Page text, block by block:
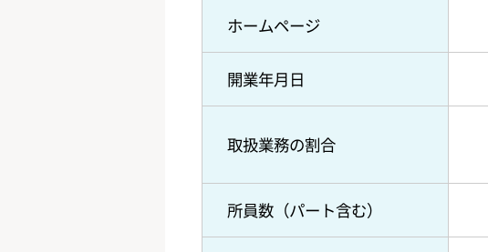
ホームページ
開業年月日
取扱業務の割合
所員数（パート含む）